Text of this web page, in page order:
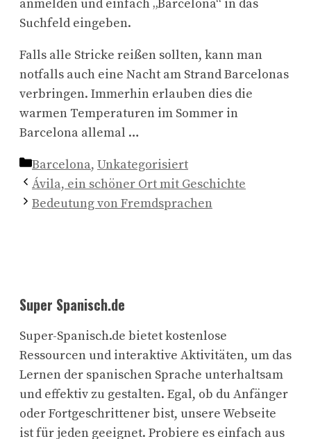
anmelden und einfach „Barcelona“ in das
Suchfeld eingeben.
Falls alle Stricke reißen sollten, kann man
notfalls auch eine Nacht am Strand Barcelonas
verbringen. Immerhin erlauben dies die
warmen Temperaturen im Sommer in
Barcelona allemal …
Kategorien
Barcelona, Unkategorisiert
Ávila, ein schöner Ort mit Geschichte
Bedeutung von Fremdsprachen
Super Spanisch.de
Super-Spanisch.de bietet kostenlose
Ressourcen und interaktive Aktivitäten, um das
Lernen der spanischen Sprache unterhaltsam
und effektiv zu gestalten. Egal, ob du Anfänger
oder Fortgeschrittener bist, unsere Webseite
ist für jeden geeignet. Probiere es einfach aus